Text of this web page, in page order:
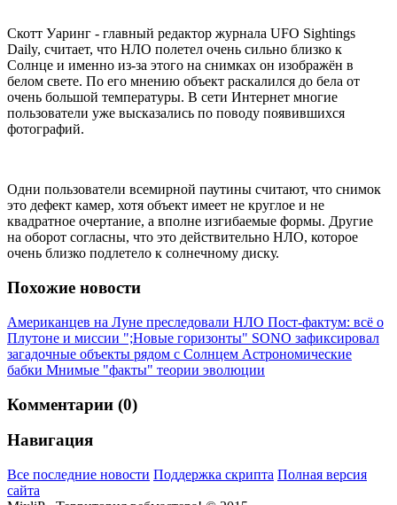
Скотт Уаринг - главный редактор журнала UFO Sightings
Daily, считает, что НЛО полетел очень сильно близко к
Солнце и именно из-за этого на снимках он изображён в
белом свете. По его мнению объект раскалился до бела от
очень большой температуры. В сети Интернет многие
пользователи уже высказались по поводу появившихся
фотографий.
Одни пользователи всемирной паутины считают, что снимок
это дефект камер, хотя объект имеет не круглое и не
квадратное очертание, а вполне изгибаемые формы. Другие
на оборот согласны, что это действительно НЛО, которое
очень близко подлетело к солнечному диску.
Похожие новости
Американцев на Луне преследовали НЛО Пост-фактум: всё о
Плутоне и миссии ";Новые горизонты" SONO зафиксировал
загадочные объекты рядом с Солнцем Астрономические
бабки Мнимые "факты" теории эволюции
Комментарии (0)
Навигация
Все последние новости Поддержка скрипта Полная версия
сайта